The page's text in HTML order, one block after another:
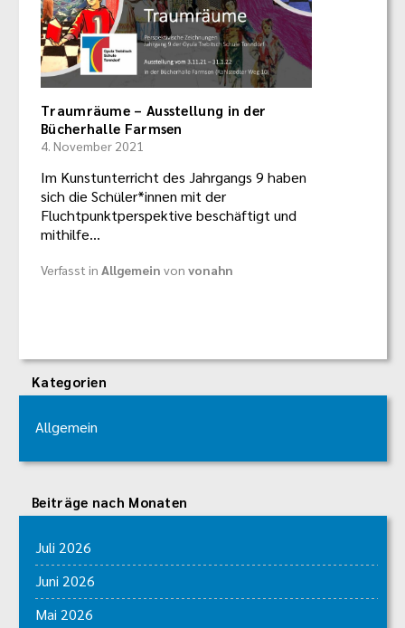
Traumräume – Ausstellung in der
Bücherhalle Farmsen
4. November 2021
Im Kunstunterricht des Jahrgangs 9 haben
sich die Schüler*innen mit der
Fluchtpunktperspektive beschäftigt und
mithilfe…
Verfasst in Allgemein von vonahn
Kategorien
Allgemein
Beiträge nach Monaten
Juli 2026
Juni 2026
Mai 2026